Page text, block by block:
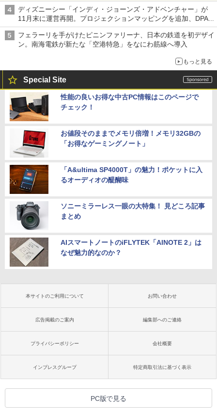
ディズニーシー「インディ・ジョーンズ・アドベンチャー」が
11月末に運営再開。プロジェクションマッピングを追加、DPA
は1500円
フェラーリを手がけたピニンファリーナ、日本の鉄道を初デザイ
ン。南海電鉄が新たな「空港特急」をなにわ筋線へ導入
もっと見る
Special Site
性能の良いお得な中古PC情報はこのページで
チェック！
お値段そのままでメモリ倍増！メモリ32GBの
「お得なゲーミングノート」
「A&ultima SP4000T」の魅力！ポケットに入
るオーディオの醍醐味
ソニーミラーレス一眼の大特集！ 見どころ記事
まとめ
AIスマートノートのiFLYTEK「AINOTE 2」は
なぜ魅力的なのか？
本サイトのご利用について お問い合わせ
広告掲載のご案内 編集部へのご連絡
プライバシーポリシー 会社概要
インプレスグループ 特定商取引法に基づく表示
PC版で見る